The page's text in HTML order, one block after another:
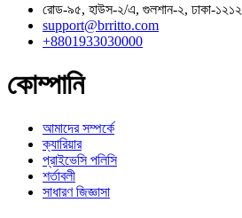
রোড-৯৫, হাউস-২/এ, গুলশান-২, ঢাকা-১২১২
support@brritto.com
+8801933030000
কোম্পানি
আমাদের সম্পর্কে
ক্যারিয়ার
প্রাইভেসি পলিসি
শর্তাবলী
সাধারণ জিজ্ঞাসা